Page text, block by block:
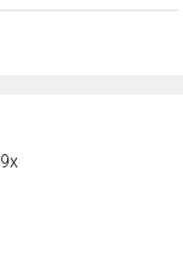
9x